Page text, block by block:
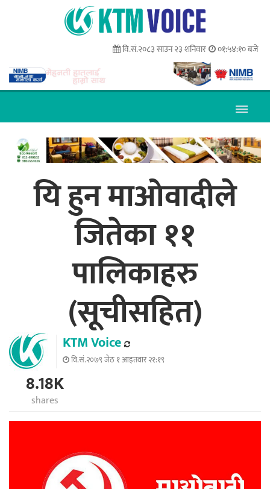
वि.सं.२०८३ साउन २३ शनिवार ०१:५४:११ बजे
यि हुन माओवादीले
जितेका ११
पालिकाहरु
(सूचीसहित)
KTM Voice
वि.सं.२०७९ जेठ १ आइतवार २१:१९
8.18K
shares